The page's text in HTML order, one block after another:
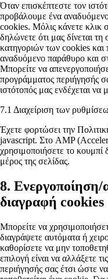
Όταν επισκέπτεστε τον
προβάλουμε ένα
cookies. Μόλις κάνετε κλικ
δηλώνετε ότι μας δίνεται
κατηγοριών των cookies και
αναδυόμενο παράθυρο και
Μπορείτε να
προγράμματος περιήγησής
ιστότοπός μας ενδέχεται να
7.1 Διαχείριση των
Έχετε φορτώσει την
javascript. Στο AMP
χρησιμοποιήσετε το κουμπί
μέρος της σελίδας.
8. Ενεργοποίηση/
διαγραφή cookies
Μπορείτε να
διαγράψετε αυτόματα ή
καθορίσετε να μην
επιλογή είναι να αλλάξετε
περιήγησής σας έτσι ώστε